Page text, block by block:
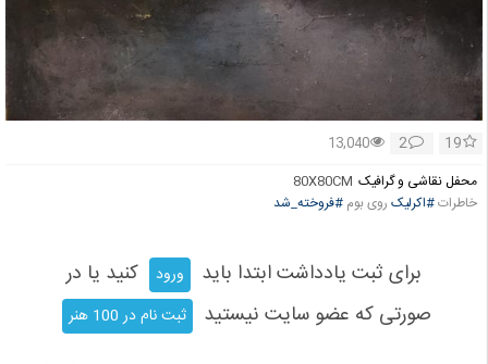
19
2
13,040
محفل نقاشی و گرافیک 80X80CM
خاطرات#اکرلیک روی بوم #فروخته_شد
برای ثبت یادداشت ابتدا باید ورود
کنید یا در
صورتی که عضو سایت نیستید
ثبت نام در 100 هنر